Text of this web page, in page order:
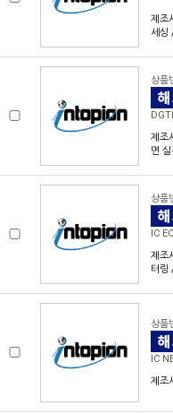
제조
세싱
상품
제조
면
상품
IC
제조
터링
상품
IC
제